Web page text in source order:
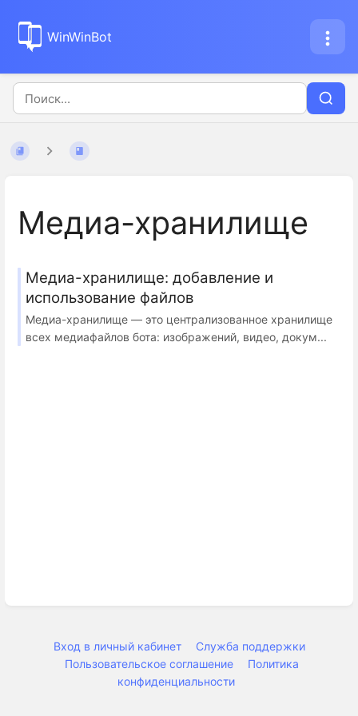
WinWinBot
Медиа-хранилище
Медиа-хранилище: добавление и
использование файлов
Медиа-хранилище — это централизованное хранилище
всех медиафайлов бота: изображений, видео, докум...
Вход в личный кабинет
Служба поддержки
Пользовательское соглашение
Политика
конфиденциальности